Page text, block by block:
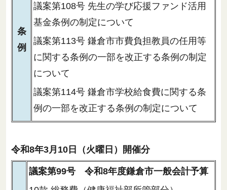
条
例
議案第108号 先生の学び応援ファンド活用
基金条例の制定について
議案第113号 鎌倉市市費負担教員の任用等
に関する条例の一部を改正する条例の制定
について
議案第114号 鎌倉市学校給食費に関する条
例の一部を改正する条例の制定について
令和8年3月10日（火曜日）開催分
議案第99号 令和8年度鎌倉市一般会計予算